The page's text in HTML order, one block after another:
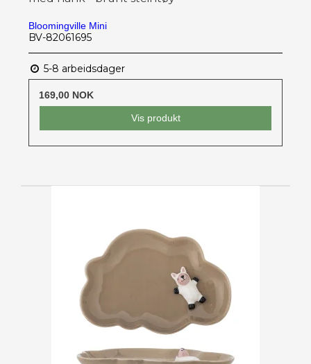
Bloomingville Mini
BV-82061695
5-8 arbeidsdager
169,00 NOK
Vis produkt